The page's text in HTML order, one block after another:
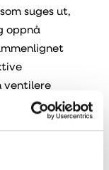
suges ut,
oppnå
ventilere
allerede har